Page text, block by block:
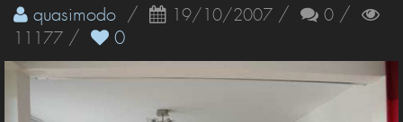
quasimodo / 19/10/2007 / 0 /
11177 / 0